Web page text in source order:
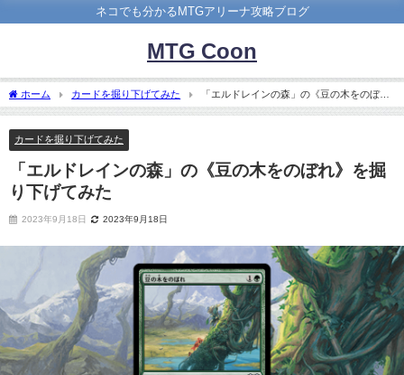
ネコでも分かるMTGアリーナ攻略ブログ
MTG Coon
ホーム カードを掘り下げてみた
「エルドレインの森」の《豆の木をのぼ
れ》を掘り下げてみた
カードを掘り下げてみた
「エルドレインの森」の《豆の木をのぼれ》を掘
り下げてみた
2023年9月18日 2023年9月18日